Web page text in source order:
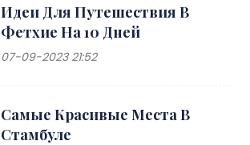
Идеи Для Путешествия В
Фетхие На 10 Дней
07-09-2023 21:52
Самые Красивые Места В
Стамбуле